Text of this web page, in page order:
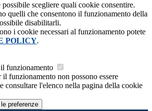
possibile scegliere quali cookie consentire.
quelli che consentono il funzionamento della
disabilitarli.
i cookie necessari al funzionamento potete
POLICY.
funzionamento
il funzionamento non possono essere
consultare l'elenco nella pagina della cookie
preferenze